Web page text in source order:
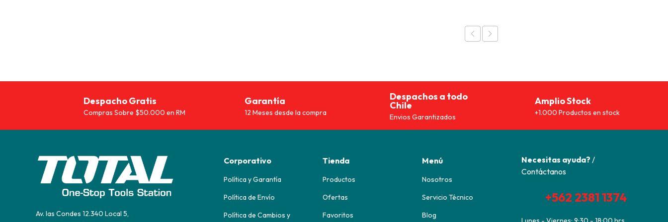
Despacho Gratis
Compras Sobre $50.000 en RM
Garantía
12 Meses desde la compra
Despachos a todo
Chile
Envios Garantizados
Amplio Stock
+1.000 Productos en stock
Av. las Condes 12.340 Local 5,
Corporativo
Política y Garantía
Política de Envío
Política de Cambios y
Tienda
Productos
Ofertas
Favoritos
Menú
Nosotros
Servicio Técnico
Blog
Necesitas ayuda? /
Contáctanos
+562 2381 1374